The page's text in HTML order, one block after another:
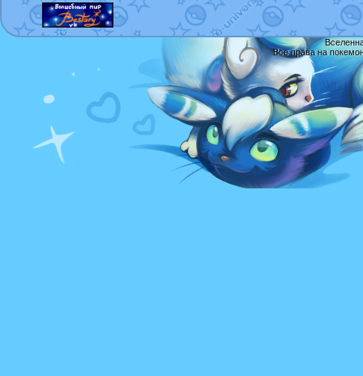
Все права на